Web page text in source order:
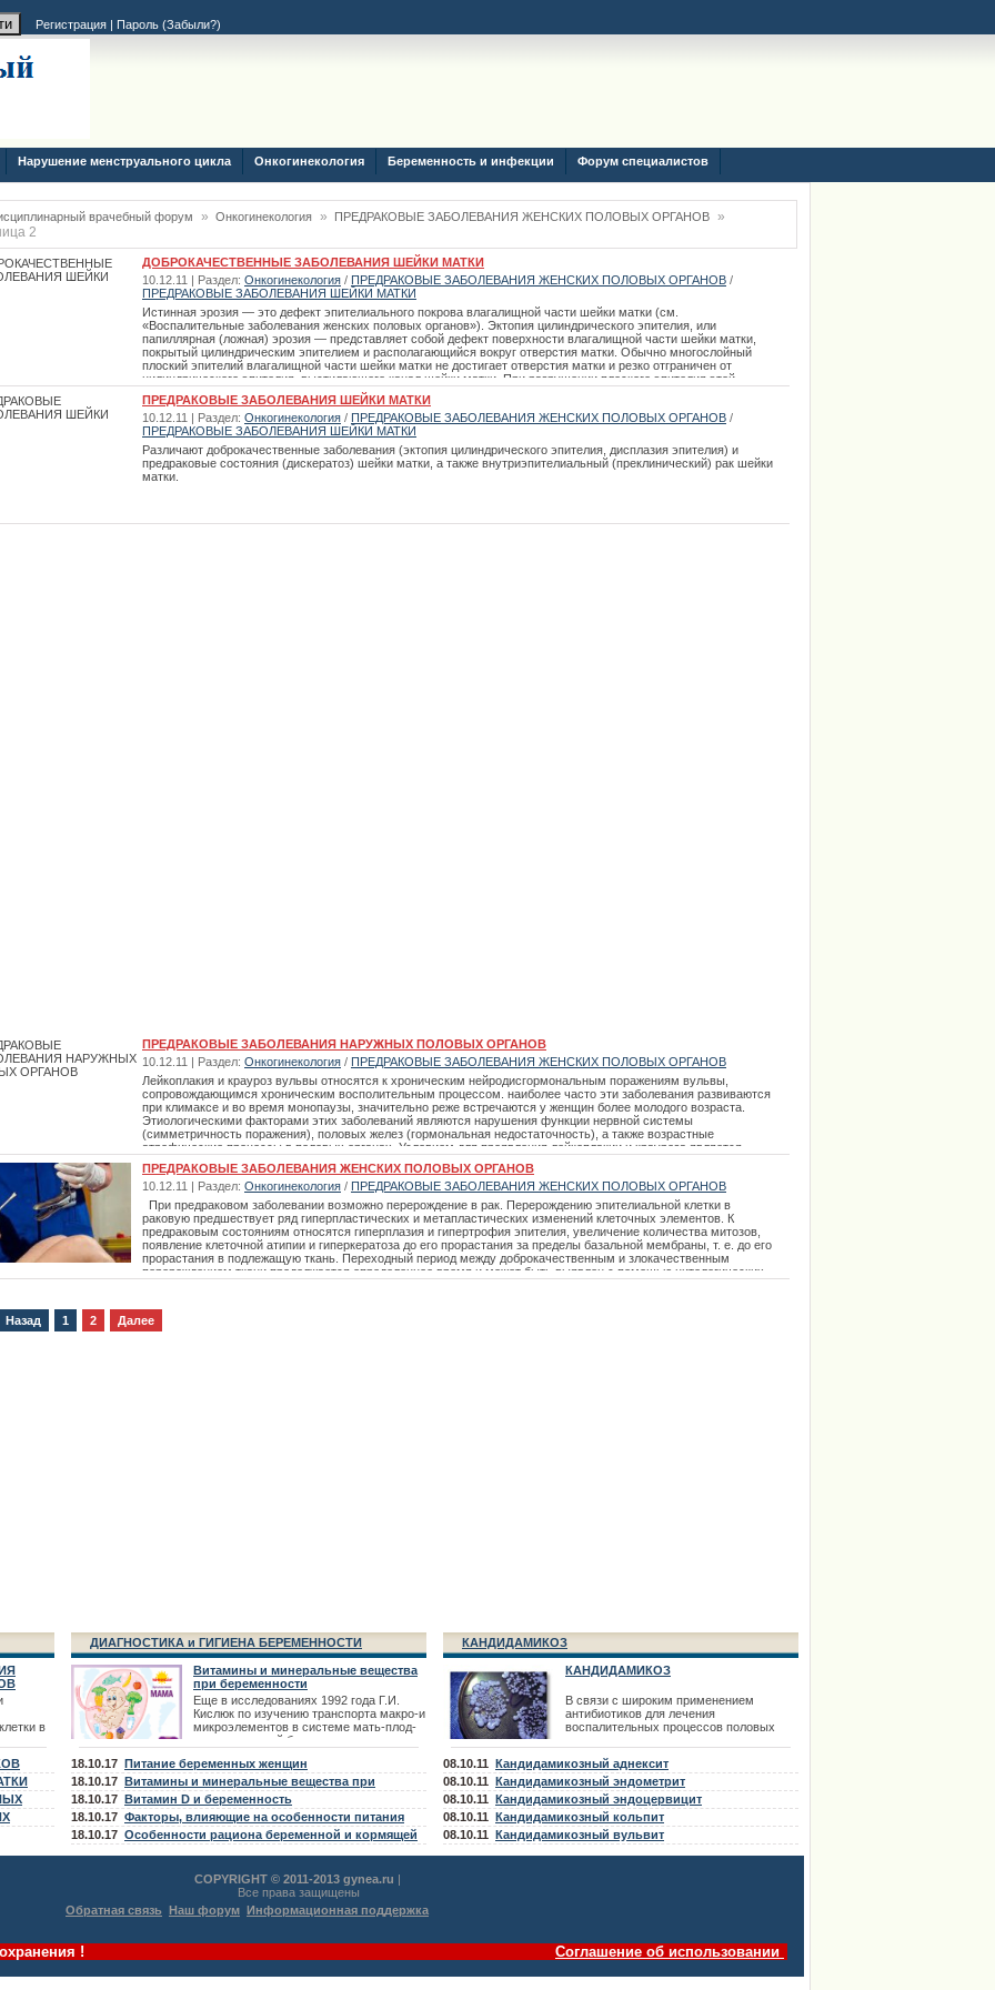
Регистрация | Пароль (Забыли?)
Нарушение менструального цикла Онкогинекология Беременность и инфекции Форум специалистов
врачебный форум » Онкогинекология » ПРЕДРАКОВЫЕ ЗАБОЛЕВАНИЯ ЖЕНСКИХ ПОЛОВЫХ ОРГАНОВ »
2
ДОБРОКАЧЕСТВЕННЫЕ ЗАБОЛЕВАНИЯ ШЕЙКИ МАТКИ
10.12.11 | Раздел: Онкогинекология / ПРЕДРАКОВЫЕ ЗАБОЛЕВАНИЯ ЖЕНСКИХ ПОЛОВЫХ ОРГАНОВ /
ПРЕДРАКОВЫЕ ЗАБОЛЕВАНИЯ ШЕЙКИ МАТКИ
Истинная эрозия — это дефект эпителиального покрова влагалищной части шейки матки (см.
«Воспалительные заболевания женских половых органов»). Эктопия цилиндрического эпителия, или
папиллярная (ложная) эрозия — представляет собой дефект поверхности влагалищной части шейки матки,
покрытый цилиндрическим эпителием и располагающийся вокруг отверстия матки. Обычно многослойный
плоский эпителий влагалищной части шейки матки не достигает отверстия матки и резко отграничен от
цилиндрического эпителия, выстилающего канал шейки матки. При разрушении плоского эпителия этой
области цилиндрический эпителий канала шейки матки, обладающий более высокой регенераторной
способностью по сравнению с многослойным плоским эпителием, смещается на поверхность влагалищной
части шейки матки, замещая дефект многослойного плоского эпителия. При осмотре невооруженным глазом
участки эктопии представляются в виде возвышенных над слизистой оболочкой асимметричных пятен ярко-
красного цвета с зернистой поверхностью. По величине и форме эктопия может быть кольц
ПРЕДРАКОВЫЕ ЗАБОЛЕВАНИЯ ШЕЙКИ МАТКИ
10.12.11 | Раздел: Онкогинекология / ПРЕДРАКОВЫЕ ЗАБОЛЕВАНИЯ ЖЕНСКИХ ПОЛОВЫХ ОРГАНОВ /
ПРЕДРАКОВЫЕ ЗАБОЛЕВАНИЯ ШЕЙКИ МАТКИ
Различают доброкачественные заболевания (эктопия цилиндрического эпителия, дисплазия эпителия) и
предраковые состояния (дискератоз) шейки матки, а также внутриэпителиальный (преклинический) рак шейки
матки.
ПРЕДРАКОВЫЕ ЗАБОЛЕВАНИЯ НАРУЖНЫХ ПОЛОВЫХ ОРГАНОВ
10.12.11 | Раздел: Онкогинекология / ПРЕДРАКОВЫЕ ЗАБОЛЕВАНИЯ ЖЕНСКИХ ПОЛОВЫХ ОРГАНОВ
Лейкоплакия и крауроз вульвы относятся к хроническим нейродисгормональным поражениям вульвы,
сопровождающимся хроническим восполительным процессом. наиболее часто эти заболевания развиваются
при климаксе и во время монопаузы, значительно реже встречаются у женщин более молодого возраста.
Этиологическими факторами этих заболеваний являются нарушения функции нервной системы
(симметричность поражения), половых желез (гормональная недостаточность), а также возрастные
атрофические процессы в половых органах. Условием для проявления лейкоплакии и крауроза является
лейкоплакии. В основе лейкоплакии заложены процессы гиперплазии эпителия с явлениями гиперкератоза и с
лимфогистиоцитарной инфильтрацией подэпителиальной ткани. При краурозе, наоборот, преобладают
атрофические изменения покровного эпителия со склерозом и гиалинозом подэпителиальной межуточной
ткани. Клиника. Особенности клиники лейкоплакии и крауроза чаще определяются наличием сопутствующих
заболеван
ПРЕДРАКОВЫЕ ЗАБОЛЕВАНИЯ ЖЕНСКИХ ПОЛОВЫХ ОРГАНОВ
10.12.11 | Раздел: Онкогинекология / ПРЕДРАКОВЫЕ ЗАБОЛЕВАНИЯ ЖЕНСКИХ ПОЛОВЫХ ОРГАНОВ
При предраковом заболевании возможно перерождение в рак. Перерождению эпителиальной клетки в
раковую предшествует ряд гиперпластических и метапластических изменений клеточных элементов. К
предраковым состояниям относятся гиперплазия и гипертрофия эпителия, увеличение количества митозов,
появление клеточной атипии и гиперкератоза до его прорастания за пределы базальной мембраны, т. е. до его
прорастания в подлежащую ткань. Переходный период между доброкачественным и злокачественным
перерождением ткани продолжается определенное время и может быть выявлен с помощью цитологических,
обусловливающими предраковое перерождение клеток, являются очаги патологической регенерации,
дегенерации и пролиферации в органе. Пролиферация, или усиленное размножение клеток, может быть
Назад 1 2 Далее
в
К
ДИАГНОСТИКА и ГИГИЕНА БЕРЕМЕННОСТИ
Витамины и минеральные вещества
при беременности
Еще в исследованиях 1992 года Г.И.
Кислюк по изучению транспорта макро-и
микроэлементов в системе мать-плод-
новорожденный были выявлены -
18.10.17 Питание беременных женщин
18.10.17 Витамины и минеральные вещества при
планировании беременности
18.10.17 Витамин D и беременность
18.10.17 Факторы, влияющие на особенности питания
беременной и кормящей женщины
18.10.17 Особенности рациона беременной и кормящей
КАНДИДАМИКОЗ
КАНДИДАМИКОЗ
В связи с широким применением
антибиотиков для лечения
воспалительных процессов половых
половых органов. Кандидамикоз может
быть первичным заболеванием и как
осложнение антибиотикотерапии.
Кандидамикоз (кандидоз, молочница)
вызывается дрожжеподобными грибами
р
08.10.11 Кандидамикозный аднексит
08.10.11 Кандидамикозный эндометрит
08.10.11 Кандидамикозный эндоцервицит
08.10.11 Кандидамикозный кольпит
08.10.11 Кандидамикозный вульвит
COPYRIGHT © 2011-2013 gynea.ru |
Все права защищены
Обратная связь Наш форум Информационная поддержка
! Соглашение об использовании